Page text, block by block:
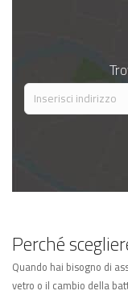
Perché
Quando hai bisogno di
vetro o il cambio della